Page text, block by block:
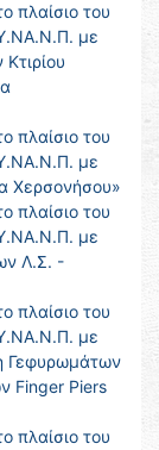
πλαίσιο του
με
πλαίσιο του
με
Χερσονήσου»
πλαίσιο του
με
Λ.Σ. -
πλαίσιο του
με
Γεφυρωμάτων
Finger Piers
πλαίσιο του